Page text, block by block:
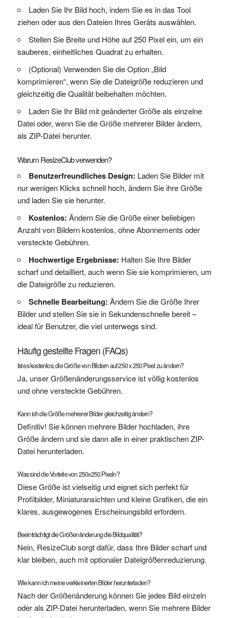
Laden Sie Ihr Bild hoch, indem Sie es in das Tool
ziehen oder aus den Dateien Ihres Geräts auswählen.
Stellen Sie Breite und Höhe auf 250 Pixel ein, um ein
sauberes, einheitliches Quadrat zu erhalten.
(Optional) Verwenden Sie die Option „Bild
komprimieren“, wenn Sie die Dateigröße reduzieren und
gleichzeitig die Qualität beibehalten möchten.
Laden Sie Ihr Bild mit geänderter Größe als einzelne
Datei oder, wenn Sie die Größe mehrerer Bilder ändern,
als ZIP-Datei herunter.
Warum ResizeClub verwenden?
Benutzerfreundliches Design: Laden Sie Bilder mit
nur wenigen Klicks schnell hoch, ändern Sie ihre Größe
und laden Sie sie herunter.
Kostenlos: Ändern Sie die Größe einer beliebigen
Anzahl von Bildern kostenlos, ohne Abonnements oder
versteckte Gebühren.
Hochwertige Ergebnisse: Halten Sie Ihre Bilder
scharf und detailliert, auch wenn Sie sie komprimieren, um
die Dateigröße zu reduzieren.
Schnelle Bearbeitung: Ändern Sie die Größe Ihrer
Bilder und stellen Sie sie in Sekundenschnelle bereit –
ideal für Benutzer, die viel unterwegs sind.
Häufig gestellte Fragen (FAQs)
Ist es kostenlos, die Größe von Bildern auf 250 x 250 Pixel zu ändern?
Ja, unser Größenänderungsservice ist völlig kostenlos
und ohne versteckte Gebühren.
Kann ich die Größe mehrerer Bilder gleichzeitig ändern?
Definitiv! Sie können mehrere Bilder hochladen, ihre
Größe ändern und sie dann alle in einer praktischen ZIP-
Datei herunterladen.
Was sind die Vorteile von 250x250 Pixeln?
Diese Größe ist vielseitig und eignet sich perfekt für
Profilbilder, Miniaturansichten und kleine Grafiken, die ein
klares, ausgewogenes Erscheinungsbild erfordern.
Beeinträchtigt die Größenänderung die Bildqualität?
Nein, ResizeClub sorgt dafür, dass Ihre Bilder scharf und
klar bleiben, auch mit optionaler Dateigrößenreduzierung.
Wie kann ich meine verkleinerten Bilder herunterladen?
Nach der Größenänderung können Sie jedes Bild einzeln
oder als ZIP-Datei herunterladen, wenn Sie mehrere Bilder